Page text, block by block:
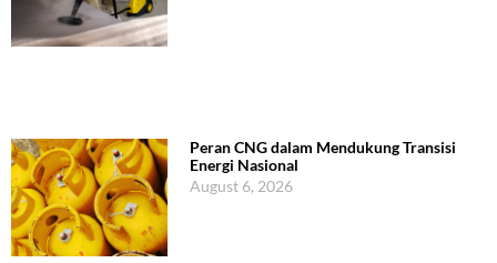
Peran CNG dalam Mendukung Transisi
Energi Nasional
August 6, 2026